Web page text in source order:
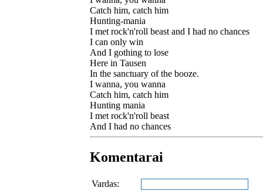
Catch him, catch him
Hunting-mania
I met rock'n'roll beast and I had no chances
I can only win
And I gothing to lose
Here in Tausen
In the sanctuary of the booze.
I wanna, you wanna
Catch him, catch him
Hunting mania
I met rock'n'roll beast
And I had no chances
Komentarai
Vardas: